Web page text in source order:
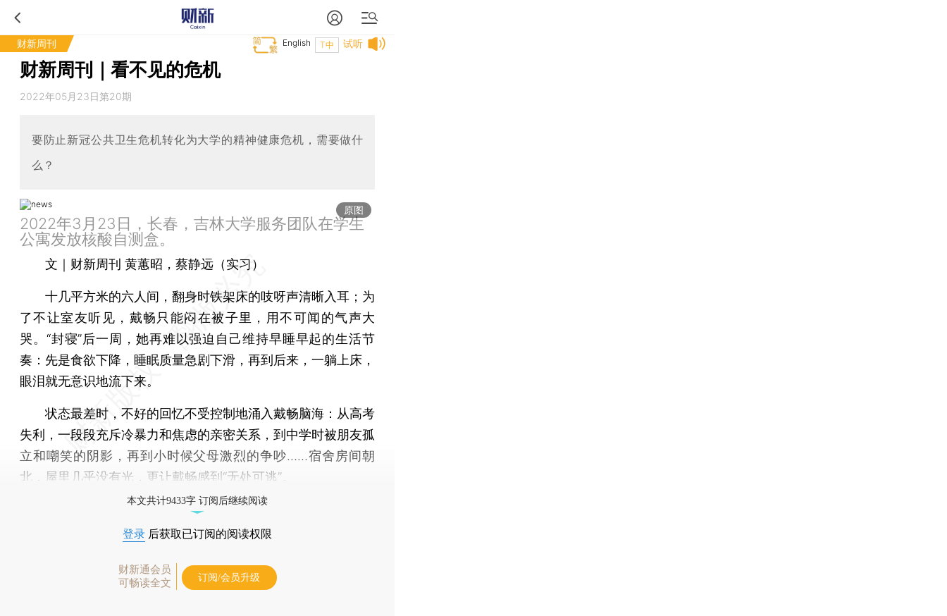
财新周刊 试听
T中
English
财新周刊｜看不见的危机
2022年05月23日第20期
要防止新冠公共卫生危机转化为大学的精神健康危机，需要做什
么？
原图
2022年3月23日，长春，吉林大学服务团队在学生
公寓发放核酸自测盒。
文｜财新周刊 黄蕙昭，蔡静远（实习）
十几平方米的六人间，翻身时铁架床的吱呀声清晰入耳；为
了不让室友听见，戴畅只能闷在被子里，用不可闻的气声大
哭。“封寝”后一周，她再难以强迫自己维持早睡早起的生活节
奏：先是食欲下降，睡眠质量急剧下滑，再到后来，一躺上床，
眼泪就无意识地流下来。
状态最差时，不好的回忆不受控制地涌入戴畅脑海：从高考
失利，一段段充斥冷暴力和焦虑的亲密关系，到中学时被朋友孤
立和嘲笑的阴影，再到小时候父母激烈的争吵……宿舍房间朝
北，屋里几乎没有光，更让戴畅感到“无处可逃”。
本文共计9433字 订阅后继续阅读
登录 后获取已订阅的阅读权限
财新通会员
可畅读全文
订阅/会员升级